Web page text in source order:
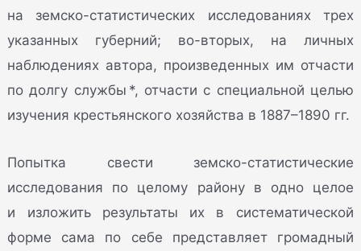
на земско-статистических исследованиях трех
указанных губерний; во-вторых, на личных
наблюдениях автора, произведенных им отчасти
по долгу службы *, отчасти с специальной целью
изучения крестьянского хозяйства в 1887–1890 гг.
Попытка свести земско-статистические
исследования по целому району в одно целое
и изложить результаты их в систематической
форме сама по себе представляет громадный